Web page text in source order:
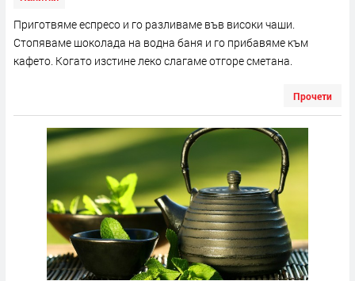
Приготвяме еспресо и го разливаме във високи чаши.
Стопяваме шоколада на водна баня и го прибавяме към
кафето. Когато изстине леко слагаме отгоре сметана.
Прочети